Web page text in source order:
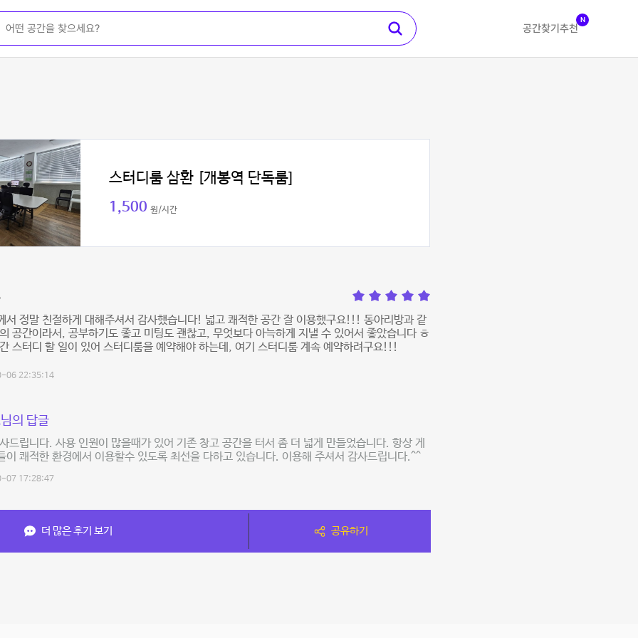
공간찾기 추천
N
스터디룸 삼환 [개봉역 단독룸]
1,500 원/시간
서 정말 친절하게 대해주셔서 감사했습니다! 넓고 쾌적한 공간 잘 이용했구요!!! 동아리방과 같
공간이라서, 공부하기도 좋고 미팅도 괜찮고, 무엇보다 아늑하게 지낼 수 있어서 좋았습니다 ㅎ
스터디 할 일이 있어 스터디룸을 예약해야 하는데, 여기 스터디룸 계속 예약하려구요!!!
06 22:35:14
의 답글
드립니다. 사용 인원이 많을때가 있어 기존 창고 공간을 터서 좀 더 넓게 만들었습니다. 항상 게
이 쾌적한 환경에서 이용할수 있도록 최선을 다하고 있습니다. 이용해 주셔서 감사드립니다.^^
07 17:28:47
더 많은 후기 보기 공유하기